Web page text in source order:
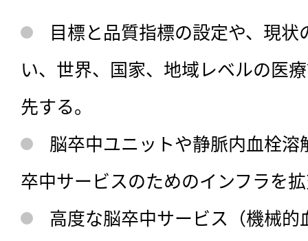
目標と品質指標の設定や、現
い、世界、国家、地域レベルの医
先する。
脳卒中ユニットや静脈内血栓
卒中サービスのためのインフラを
高度な脳卒中サービス（機械